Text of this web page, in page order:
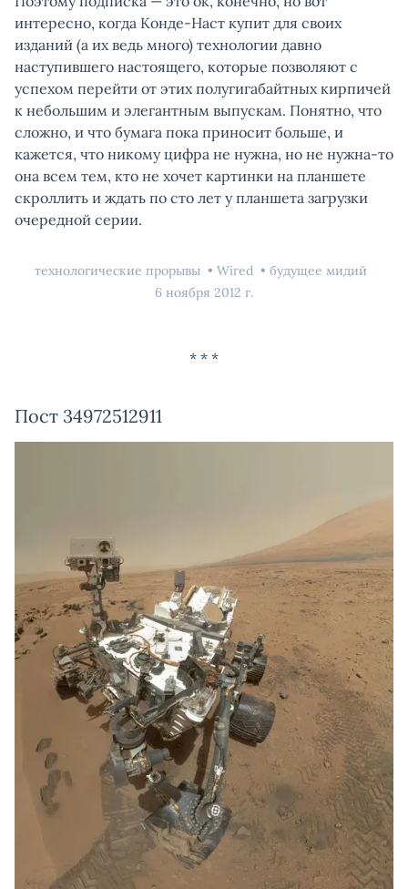
интересно, когда Конде-Наст купит для своих
изданий (а их ведь много) технологии давно
наступившего настоящего, которые позволяют с
успехом перейти от этих полугигабайтных кирпичей
к небольшим и элегантным выпускам. Понятно, что
сложно, и что бумага пока приносит больше, и
кажется, что никому цифра не нужна, но не нужна-то
она всем тем, кто не хочет картинки на планшете
скроллить и ждать по сто лет у планшета загрузки
очередной серии.
технологические прорывы Wired
будущее мидий
6 ноября 2012 г.
Пост 34972512911